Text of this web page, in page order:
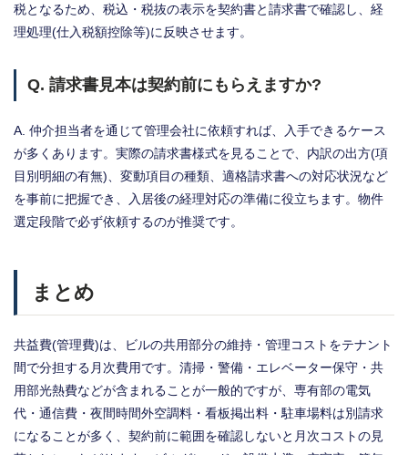
税となるため、税込・税抜の表示を契約書と請求書で確認し、経
理処理(仕入税額控除等)に反映させます。
Q. 請求書見本は契約前にもらえますか?
A. 仲介担当者を通じて管理会社に依頼すれば、入手できるケース
が多くあります。実際の請求書様式を見ることで、内訳の出方(項
目別明細の有無)、変動項目の種類、適格請求書への対応状況など
を事前に把握でき、入居後の経理対応の準備に役立ちます。物件
選定段階で必ず依頼するのが推奨です。
まとめ
共益費(管理費)は、ビルの共用部分の維持・管理コストをテナント
間で分担する月次費用です。清掃・警備・エレベーター保守・共
用部光熱費などが含まれることが一般的ですが、専有部の電気
代・通信費・夜間時間外空調料・看板掲出料・駐車場料は別請求
になることが多く、契約前に範囲を確認しないと月次コストの見